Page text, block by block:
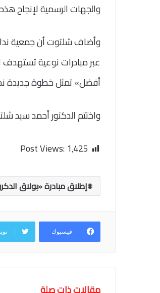
والجهات الرسمية لإنجاح هذه
وأضاف شلتوت أن جمعية
عبر مبادرات نوعية تستهدف
أفضل» تمثل خطوة جديدة
واختتم الدكتور أحمد سيد
Post Views:1٬425
إطلاق مبادرة «بولاق
فيسبوك